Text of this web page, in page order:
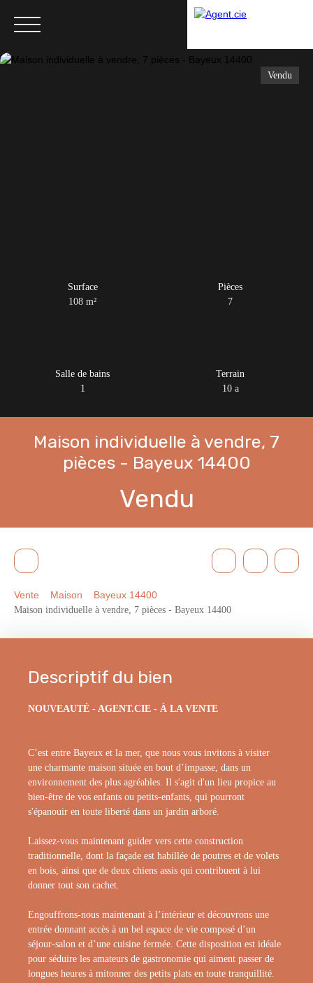
Vendu
Surface
108m²
Pièces
7
Salle de bains
1
Terrain
10 a
Maison individuelle à vendre, 7
pièces - Bayeux 14400
Vendu
Vente Maison
Bayeux 14400
Maison individuelle à vendre, 7 pièces - Bayeux 14400
Descriptif du bien
NOUVEAUTÉ - AGENT.CIE - À LA VENTE
C’est entre Bayeux et la mer, que nous vous invitons à visiter
une charmante maison située en bout d’impasse, dans un
environnement des plus agréables. Il s'agit d'un lieu propice au
bien-être de vos enfants ou petits-enfants, qui pourront
s'épanouir en toute liberté dans un jardin arboré.
Laissez-vous maintenant guider vers cette construction
traditionnelle, dont la façade est habillée de poutres et de volets
en bois, ainsi que de deux chiens assis qui contribuent à lui
donner tout son cachet.
Engouffrons-nous maintenant à l’intérieur et découvrons une
entrée donnant accès à un bel espace de vie composé d’un
séjour-salon et d’une cuisine fermée. Cette disposition est idéale
pour séduire les amateurs de gastronomie qui aiment passer de
longues heures à mitonner des petits plats en toute tranquillité.